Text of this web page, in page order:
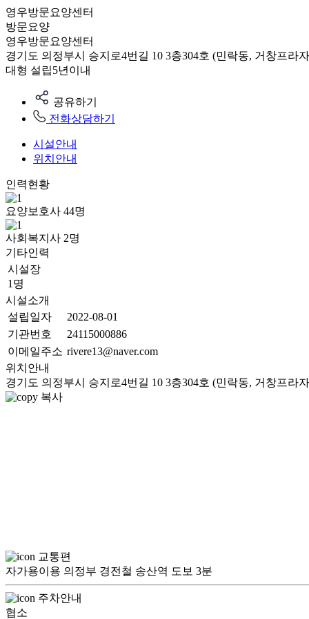
영우방문요양센터
방문요양
영우방문요양센터
경기도 의정부시 승지로4번길 10 3층304호 (민락동, 거창프라
대형 설립5년이내
공유하기
전화상담하기
시설안내
위치안내
인력현황
요양보호사 44명
사회복지사 2명
기타인력
시설장
1명
시설소개
설립일자
2022-08-01
기관번호
24115000886
이메일주소 rivere13@naver.com
위치안내
경기도 의정부시 승지로4번길 10 3층304호 (민락동, 거창프라
복사
교통편
자가용이용 의정부 경전철 송산역 도보 3분
주차안내
협소